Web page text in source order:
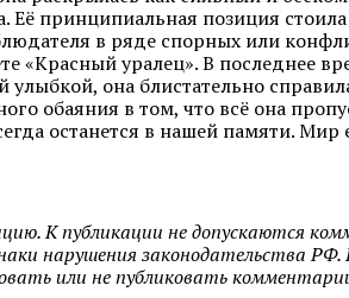
Её принципиальная позиция
в ряде спорных или
«Красный уралец». В последнее
улыбкой, она блистательно
обаяния в том, что всё она
останется в нашей памяти. Мир
К публикации не допускаются
нарушения законодательства
или не публиковать